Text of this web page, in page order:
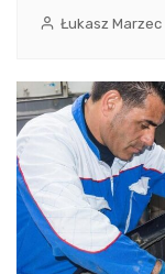
Łukasz Marzec